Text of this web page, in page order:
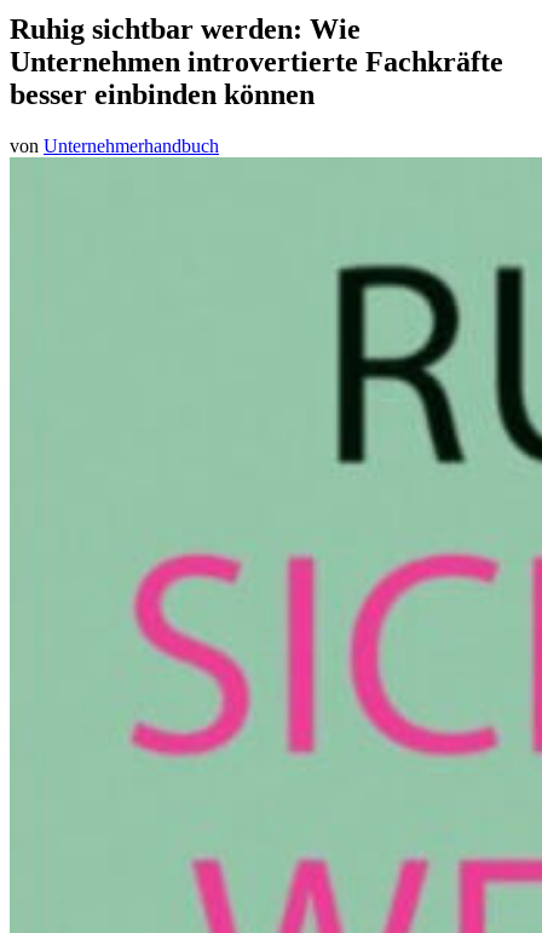
Ruhig sichtbar werden: Wie
Unternehmen introvertierte Fachkräfte
besser einbinden können
von Unternehmerhandbuch